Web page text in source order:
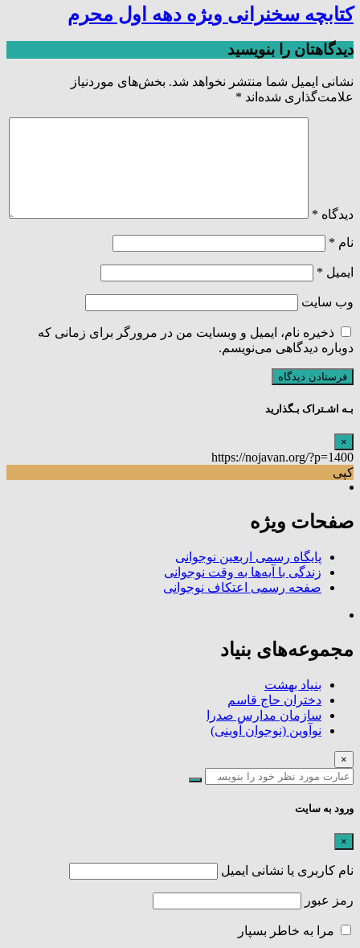
کتابچه سخنرانی ویژه دهه اول محرم
دیدگاهتان را بنویسید
نشانی ایمیل شما منتشر نخواهد شد. بخش‌های موردنیاز
علامت‌گذاری شده‌اند *
دیدگاه *
نام *
ایمیل *
وب‌ سایت
ذخیره نام، ایمیل و وبسایت من در مرورگر برای زمانی که
دوباره دیدگاهی می‌نویسم.
بـه اشـتراک بـگذارید
×
https://nojavan.org/?p=1400
کپی
صفحات ویژه
پایگاه رسمی اربعین نوجوانی
زندگی با آیه‌ها به وقت نوجوانی
صفحه رسمی اعتکاف نوجوانی
مجموعه‌های بنیاد
بنیاد بهشت
دختران حاج قاسم
سازمان مدارس صدرا
نوآوین (نوجوان آوینی)
×
ورود به سایت
×
نام کاربری یا نشانی ایمیل
رمز عبور
مرا به خاطر بسپار